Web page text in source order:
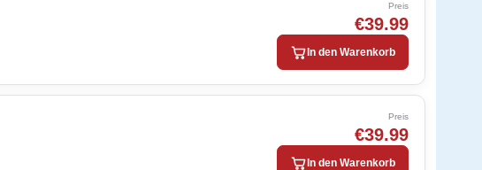
Preis
€39.99
In den Warenkorb
Preis
€39.99
In den Warenkorb